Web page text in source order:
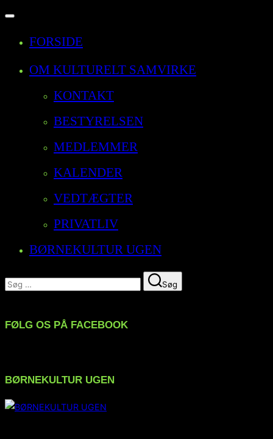
Slå
til/fraFORSIDE
OM KULTURELT SAMVIRKE
KONTAKT
BESTYRELSEN
MEDLEMMER
KALENDER
VEDTÆGTER
PRIVATLIV
BØRNEKULTUR UGEN
Søg
efter:
Søg
FØLG OS PÅ FACEBOOK
BØRNEKULTUR UGEN